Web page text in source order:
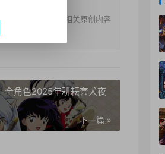
盈利行为。补丁相关原创内容
全角色2025年耕耘套犬夜
下一篇 »